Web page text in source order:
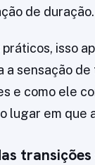
de duração.
práticos, isso
a sensação
e como ele
lugar em que